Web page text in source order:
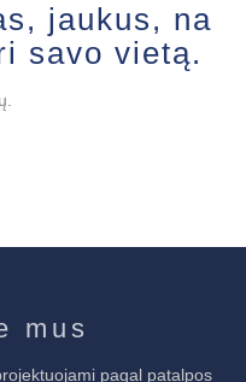
jaukus, na
savo vietą.
mus
pagal patalpos